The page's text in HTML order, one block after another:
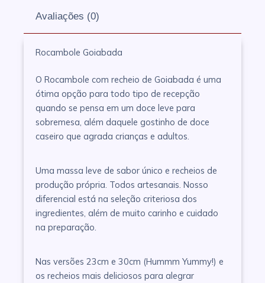
Avaliações (0)
Rocambole Goiabada
O Rocambole com recheio de Goiabada é uma
ótima opção para todo tipo de recepção
quando se pensa em um doce leve para
sobremesa, além daquele gostinho de doce
caseiro que agrada crianças e adultos.
Uma massa leve de sabor único e recheios de
produção própria. Todos artesanais. Nosso
diferencial está na seleção criteriosa dos
ingredientes, além de muito carinho e cuidado
na preparação.
Nas versões 23cm e 30cm (Hummm Yummy!) e
os recheios mais deliciosos para alegrar